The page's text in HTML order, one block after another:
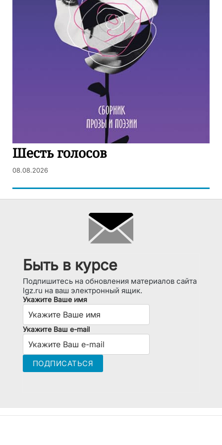
Шесть голосов
08.08.2026
Быть в курсе
Подпишитесь на обновления материалов сайта
lgz.ru на ваш электронный ящик.
Укажите Ваше имя
Укажите Ваш e-mail